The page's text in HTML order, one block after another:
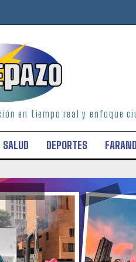
en tiempo real y enfoque
SALUD DEPORTES